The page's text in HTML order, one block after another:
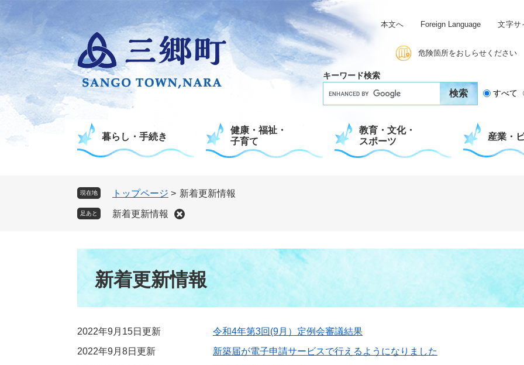
ー
の
先
で
ニ
ー
を
ば
本文へ Foreign Language 文字サ
危険箇所をおしらせください
キーワード検索
すべて
暮らし・手続き
健康・福祉・
子育て
教育・文化・
スポーツ
産業・
現在地 トップページ > 新着更新情報
足あと 新着更新情報
新着更新情報
2022年9月15日更新
令和4年第3回(9月）定例会審議結果
2022年9月8日更新
新築届が電子申請サービスで行えるようになりました